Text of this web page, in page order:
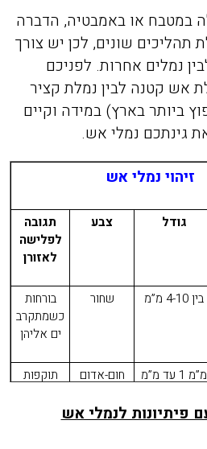
במטבח או באמבטיה, הדברה
תהליכים שונים, לכן יש צורך
נמלים אחרות. לפניכם
אש קטנה לבין נמלת קציר
ביותר בארץ) במידה וקיים
גינתכם נמלי אש.
זיהוי נמלי אש
גודל צבע
תגובה
לפלישה
לאזורן
בין 4-10 מ”מ שחור
בורחות
כשמתקרב
ים אליהן
מ”מ 1 עד מ”מ
חום-אדום
הנמלה הינו
תוקפות
פיתיונות לנמלי אש